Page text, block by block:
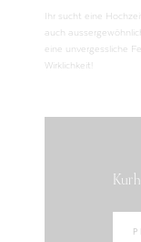
Ihr sucht eine
auch
eine unvergessliche
Wirklichkeit!